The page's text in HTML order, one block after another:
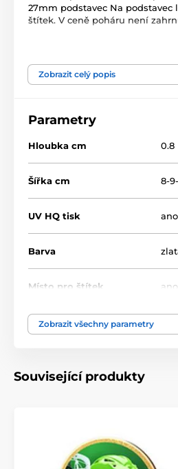
27mm podstavec Na podstavec
štítek. V ceně poháru není
Badminton Dřevěné
Zobrazit celý popis
Parametry
Hloubka cm 0.8
Šířka cm 8-9-
UV HQ tisk ano
Barva
Místo pro štítek ano
Výška cm
Způsob personalizace
Zobrazit všechny parametry
Související produkty